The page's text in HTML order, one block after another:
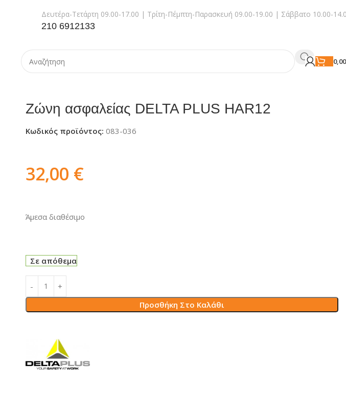
Δευτέρα-Τετάρτη 09.00-17.00 | Τρίτη-Πέμπτη-Παρασκευή 09.00-19.00 | Σάββατο 10.00-
210 6912133
HAR12
Ζώνη ασφαλείας DELTA PLUS HAR12
Κωδικός προϊόντος: 083-036
32,00 €
Άμεσα διαθέσιμο
Σε απόθεμα
Προσθήκη Στο Καλάθι